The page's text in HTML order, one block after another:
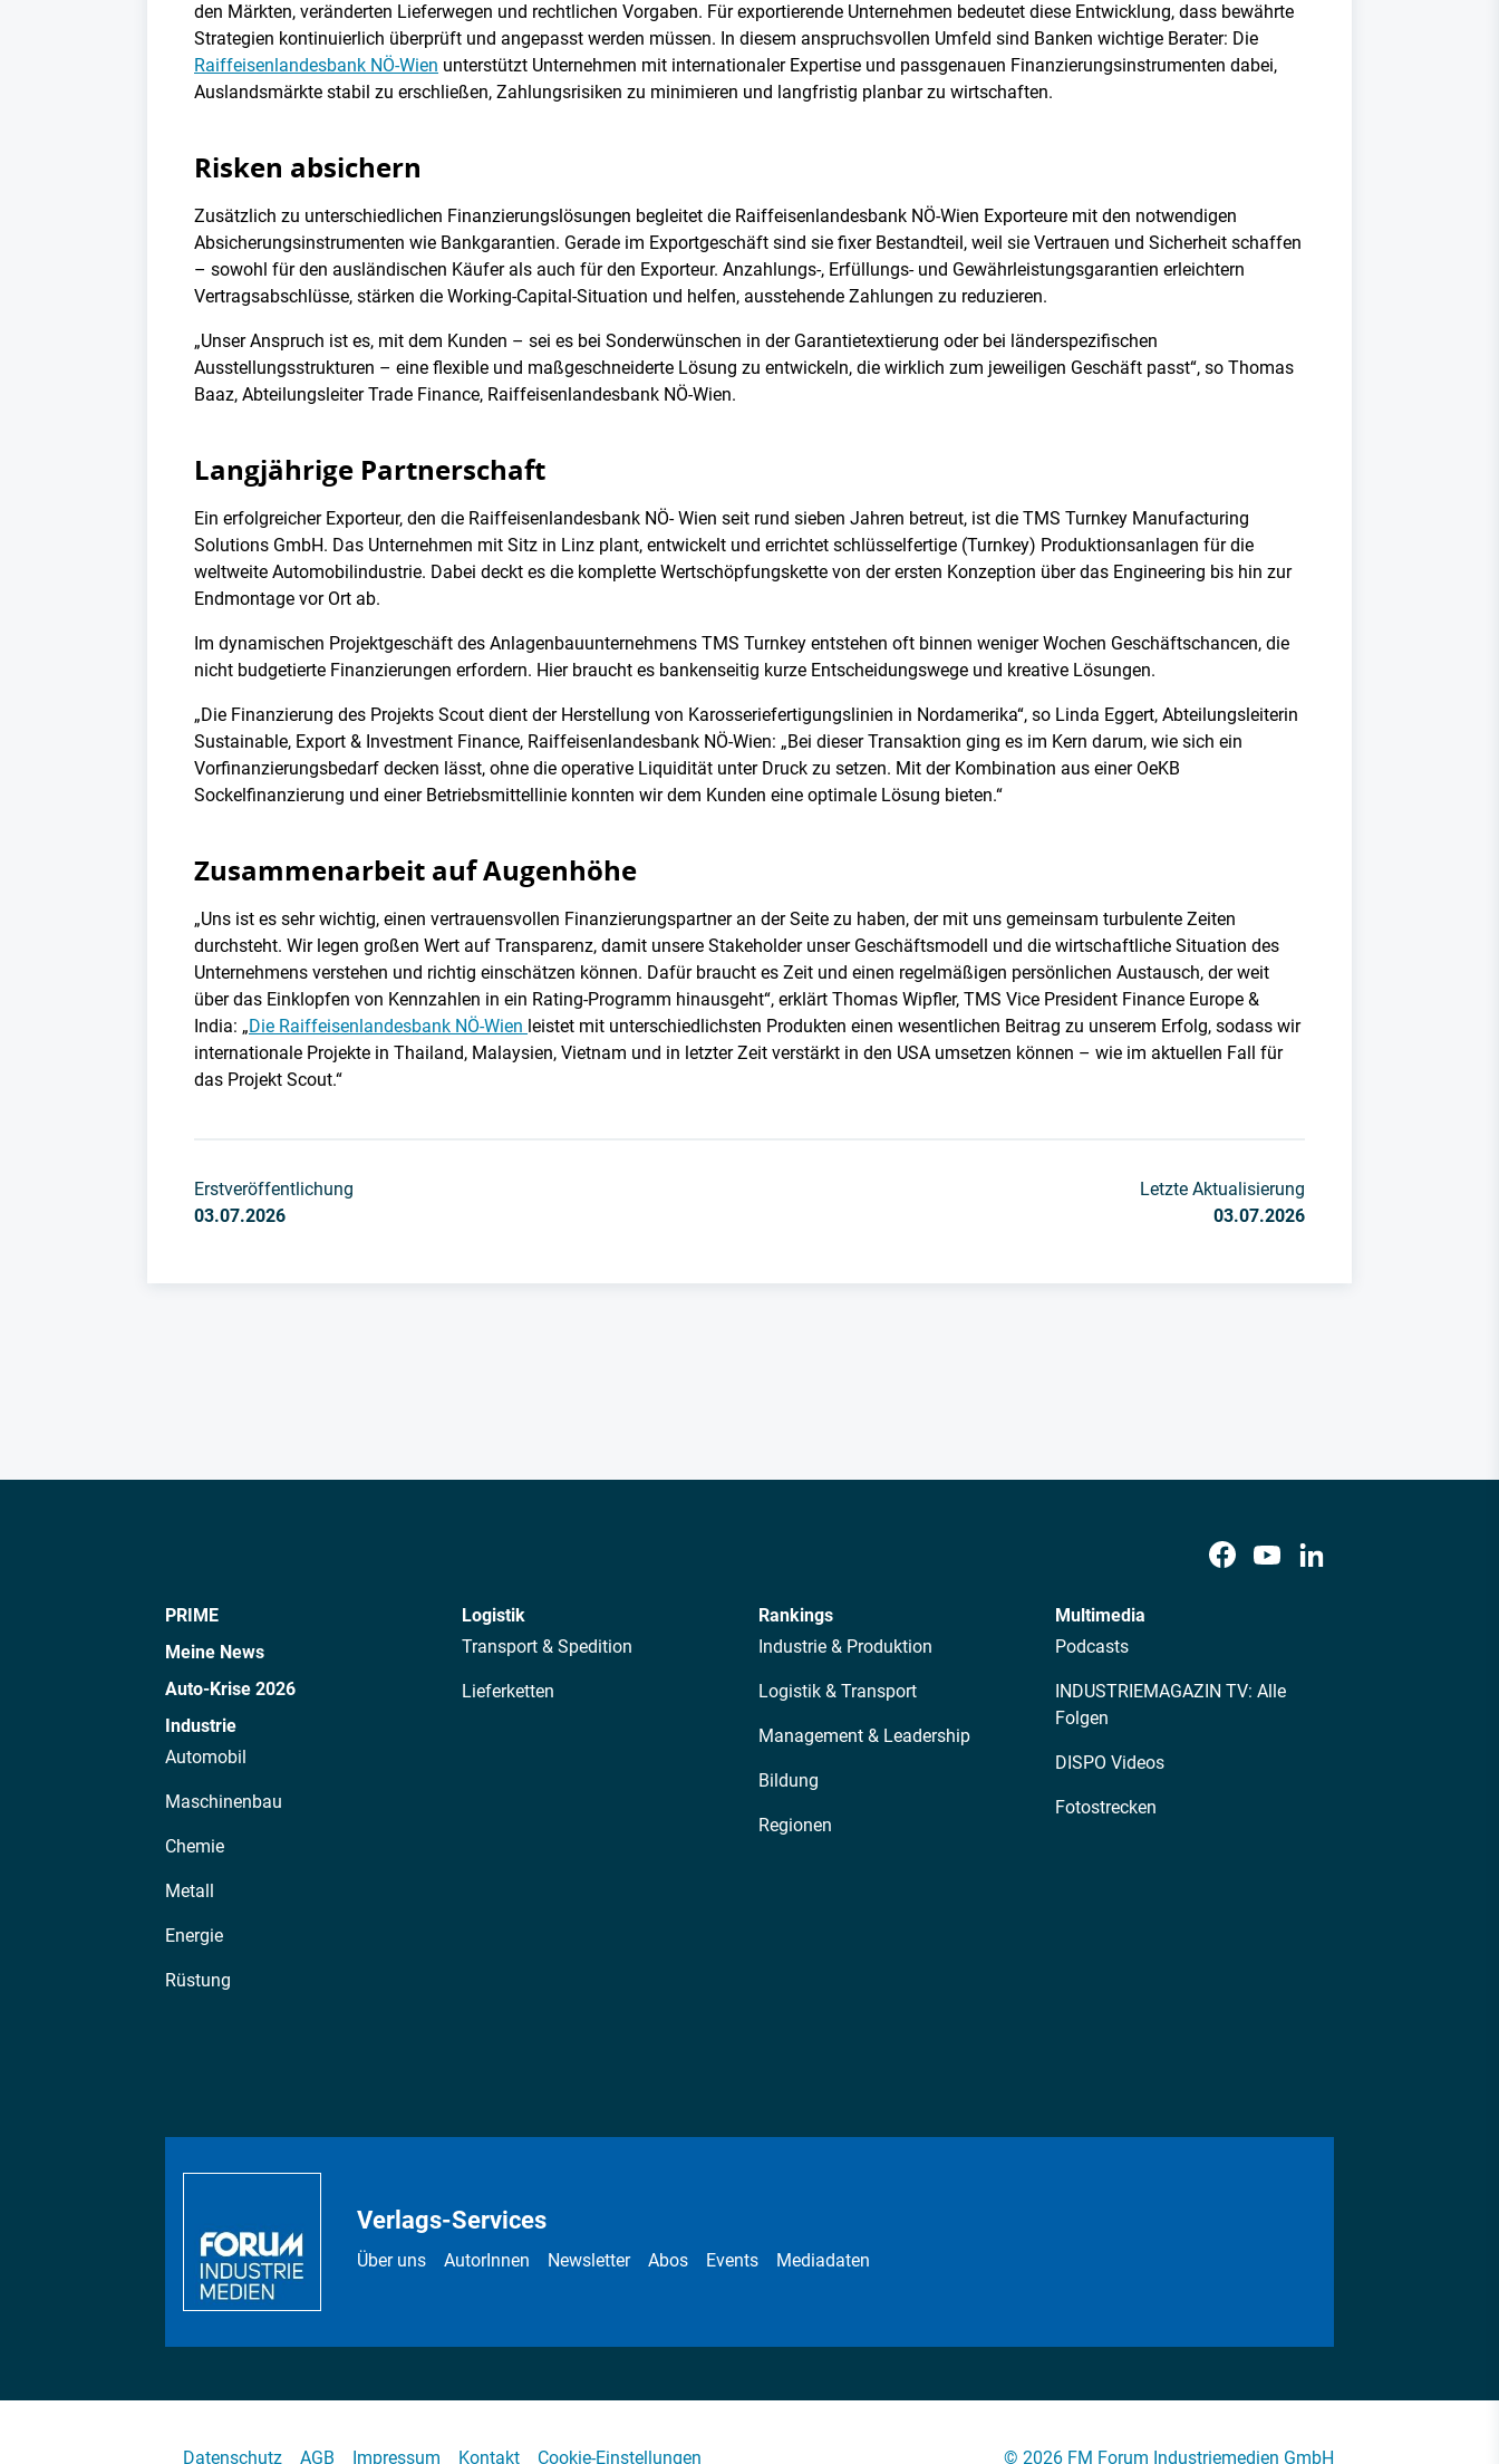
den Märkten, veränderten Lieferwegen und rechtlichen Vorgaben. Für exportierende Unternehmen bedeutet diese Entwicklung, dass bewährte
Strategien kontinuierlich überprüft und angepasst werden müssen. In diesem anspruchsvollen Umfeld sind Banken wichtige Berater: Die
Raiffeisenlandesbank NÖ-Wien unterstützt Unternehmen mit internationaler Expertise und passgenauen Finanzierungsinstrumenten dabei,
Auslandsmärkte stabil zu erschließen, Zahlungsrisiken zu minimieren und langfristig planbar zu wirtschaften.
Risken absichern
Zusätzlich zu unterschiedlichen Finanzierungslösungen begleitet die Raiffeisenlandesbank NÖ-Wien Exporteure mit den notwendigen
Absicherungsinstrumenten wie Bankgarantien. Gerade im Exportgeschäft sind sie fixer Bestandteil, weil sie Vertrauen und Sicherheit schaffen
– sowohl für den ausländischen Käufer als auch für den Exporteur. Anzahlungs-, Erfüllungs- und Gewährleistungsgarantien erleichtern
Vertragsabschlüsse, stärken die Working-Capital-Situation und helfen, ausstehende Zahlungen zu reduzieren.
„Unser Anspruch ist es, mit dem Kunden – sei es bei Sonderwünschen in der Garantietextierung oder bei länderspezifischen
Ausstellungsstrukturen – eine flexible und maßgeschneiderte Lösung zu entwickeln, die wirklich zum jeweiligen Geschäft passt“, so Thomas
Baaz, Abteilungsleiter Trade Finance, Raiffeisenlandesbank NÖ-Wien.
Langjährige Partnerschaft
Ein erfolgreicher Exporteur, den die Raiffeisenlandesbank NÖ- Wien seit rund sieben Jahren betreut, ist die TMS Turnkey Manufacturing
Solutions GmbH. Das Unternehmen mit Sitz in Linz plant, entwickelt und errichtet schlüsselfertige (Turnkey) Produktionsanlagen für die
weltweite Automobilindustrie. Dabei deckt es die komplette Wertschöpfungskette von der ersten Konzeption über das Engineering bis hin zur
Endmontage vor Ort ab.
Im dynamischen Projektgeschäft des Anlagenbauunternehmens TMS Turnkey entstehen oft binnen weniger Wochen Geschäftschancen, die
nicht budgetierte Finanzierungen erfordern. Hier braucht es bankenseitig kurze Entscheidungswege und kreative Lösungen.
„Die Finanzierung des Projekts Scout dient der Herstellung von Karosseriefertigungslinien in Nordamerika“, so Linda Eggert, Abteilungsleiterin
Sustainable, Export & Investment Finance, Raiffeisenlandesbank NÖ-Wien: „Bei dieser Transaktion ging es im Kern darum, wie sich ein
Vorfinanzierungsbedarf decken lässt, ohne die operative Liquidität unter Druck zu setzen. Mit der Kombination aus einer OeKB
Sockelfinanzierung und einer Betriebsmittellinie konnten wir dem Kunden eine optimale Lösung bieten.“
Zusammenarbeit auf Augenhöhe
„Uns ist es sehr wichtig, einen vertrauensvollen Finanzierungspartner an der Seite zu haben, der mit uns gemeinsam turbulente Zeiten
durchsteht. Wir legen großen Wert auf Transparenz, damit unsere Stakeholder unser Geschäftsmodell und die wirtschaftliche Situation des
Unternehmens verstehen und richtig einschätzen können. Dafür braucht es Zeit und einen regelmäßigen persönlichen Austausch, der weit
über das Einklopfen von Kennzahlen in ein Rating-Programm hinausgeht“, erklärt Thomas Wipfler, TMS Vice President Finance Europe &
India: „Die Raiffeisenlandesbank NÖ-Wien leistet mit unterschiedlichsten Produkten einen wesentlichen Beitrag zu unserem Erfolg, sodass wir
internationale Projekte in Thailand, Malaysien, Vietnam und in letzter Zeit verstärkt in den USA umsetzen können – wie im aktuellen Fall für
das Projekt Scout.“
Erstveröffentlichung
03.07.2026
Letzte Aktualisierung
03.07.2026
PRIME
Meine News
Auto-Krise 2026
Industrie
Automobil
Maschinenbau
Chemie
Metall
Energie
Rüstung
Logistik
Transport & Spedition
Lieferketten
Rankings
Industrie & Produktion
Logistik & Transport
Management & Leadership
Bildung
Regionen
Multimedia
Podcasts
INDUSTRIEMAGAZIN TV: Alle
Folgen
DISPO Videos
Fotostrecken
Verlags-Services
Über uns AutorInnen Newsletter Abos Events Mediadaten
Datenschutz AGB Impressum Kontakt Cookie-Einstellungen © 2026 FM Forum Industriemedien GmbH